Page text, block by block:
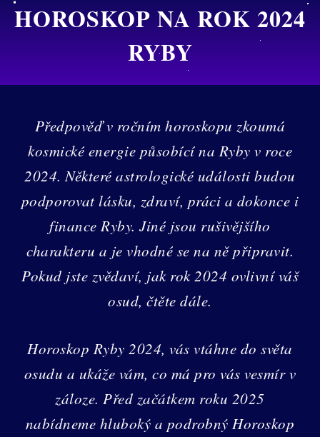
HOROSKOP NA ROK 2024
RYBY
Předpověď v ročním horoskopu zkoumá
kosmické energie působící na Ryby v roce
2024. Některé astrologické události budou
podporovat lásku, zdraví, práci a dokonce i
finance Ryby. Jiné jsou rušivějšího
charakteru a je vhodné se na ně připravit.
Pokud jste zvědaví, jak rok 2024 ovlivní váš
osud, čtěte dále.
Horoskop Ryby 2024, vás vtáhne do světa
osudu a ukáže vám, co má pro vás vesmír v
záloze. Před začátkem roku 2025
nabídneme hluboký a podrobný Horoskop